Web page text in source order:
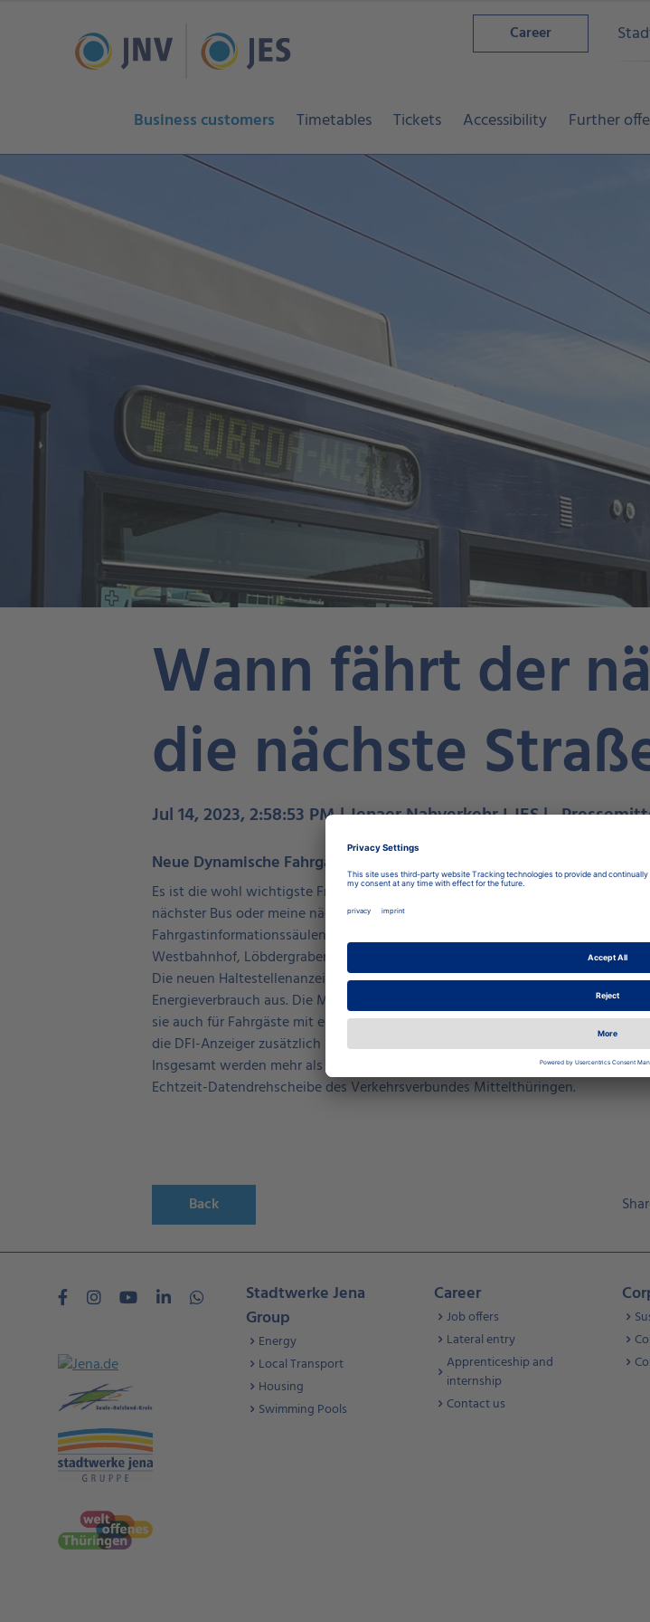
Career
Business customers Timetables Tickets Accessibility Further
Wann fährt der
die nächste
Jul 14, 2023, 2:58:53 PM | Jenaer Nahverkehr I JES | ,
Neue Dynamische Fahrgastinformationssäulen an Haltestellen
Es ist die wohl wichtigste Frage, die sich ein Fahrgast stellt, wenn er mit dem
nächster Bus oder meine nächste Bahn? Nur ein schneller Blick genügt, und
Fahrgastinformationssäulen (DFI) des Jenaer Nahverkehrs. Installiert wurden
Westbahnhof, Löbdergraben, Teichgraben, Holzmarkt, Winzerla (Bus) und
Die neuen Haltestellenanzeigen zeichnen sich gegenüber den bisherigen
Energieverbrauch aus. Die Monitore verfügen über ein größeres Display, eine
sie auch für Fahrgäste mit eingeschränktem Sehvermögen besser erkennbar.
die DFI-Anzeiger zusätzlich über eine Vorlesefunktion, die per Taster gestartet
Insgesamt werden mehr als 70 Anlagen sukzessive an den Haltestellen
Echtzeit-Datendrehscheibe des Verkehrsverbundes Mittelthüringen.
Back
Stadtwerke Jena
Group
Energy
Local Transport
Housing
Swimming Pools
Career
Job offers
Lateral entry
Apprenticeship and
internship
Contact us